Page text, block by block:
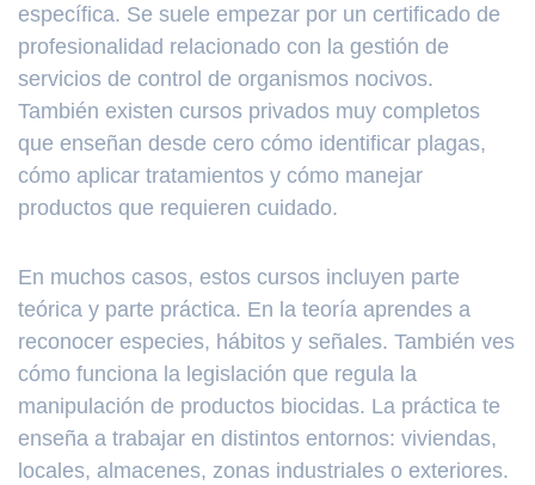
específica. Se suele empezar por un certificado de
profesionalidad relacionado con la gestión de
servicios de control de organismos nocivos.
También existen cursos privados muy completos
que enseñan desde cero cómo identificar plagas,
cómo aplicar tratamientos y cómo manejar
productos que requieren cuidado.
En muchos casos, estos cursos incluyen parte
teórica y parte práctica. En la teoría aprendes a
reconocer especies, hábitos y señales. También ves
cómo funciona la legislación que regula la
manipulación de productos biocidas. La práctica te
enseña a trabajar en distintos entornos: viviendas,
locales, almacenes, zonas industriales o exteriores.